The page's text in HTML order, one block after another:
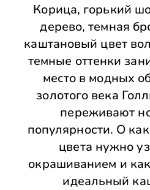
Корица, горький
дерево, темная
каштановый цвет
темные оттенки
место в модных
золотого века
переживают
популярности. О
цвета нужно
окрашиванием и
идеальный